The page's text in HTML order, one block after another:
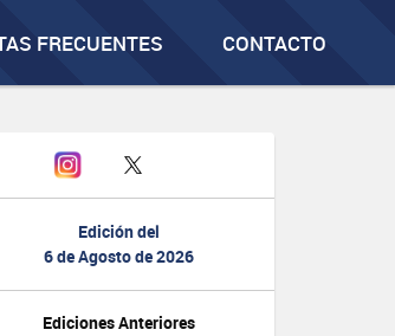
FRECUENTES CONTACTO
Edición del
6 de Agosto de 2026
Ediciones Anteriores